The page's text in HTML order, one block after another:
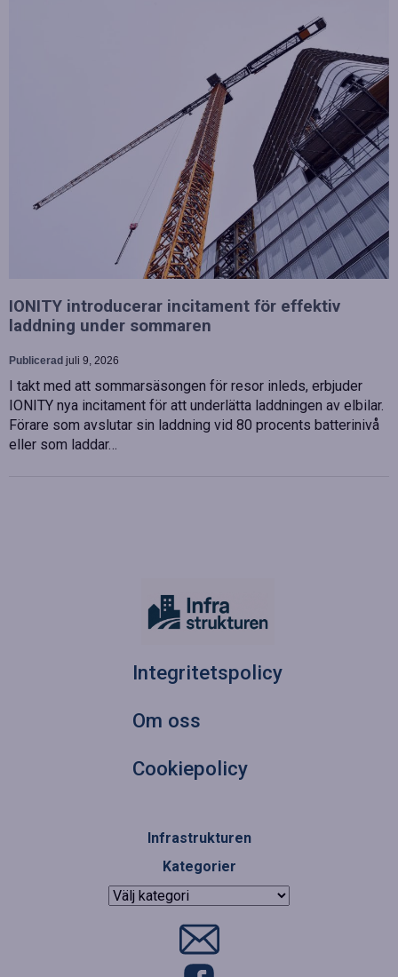
IONITY introducerar incitament för effektiv
laddning under sommaren
Publicerad juli 9, 2026
I takt med att sommarsäsongen för resor inleds, erbjuder
IONITY nya incitament för att underlätta laddningen av elbilar.
Förare som avslutar sin laddning vid 80 procents batterinivå
eller som laddar…
Integritetspolicy
Om oss
Cookiepolicy
Infrastrukturen
Kategorier
Kategorier